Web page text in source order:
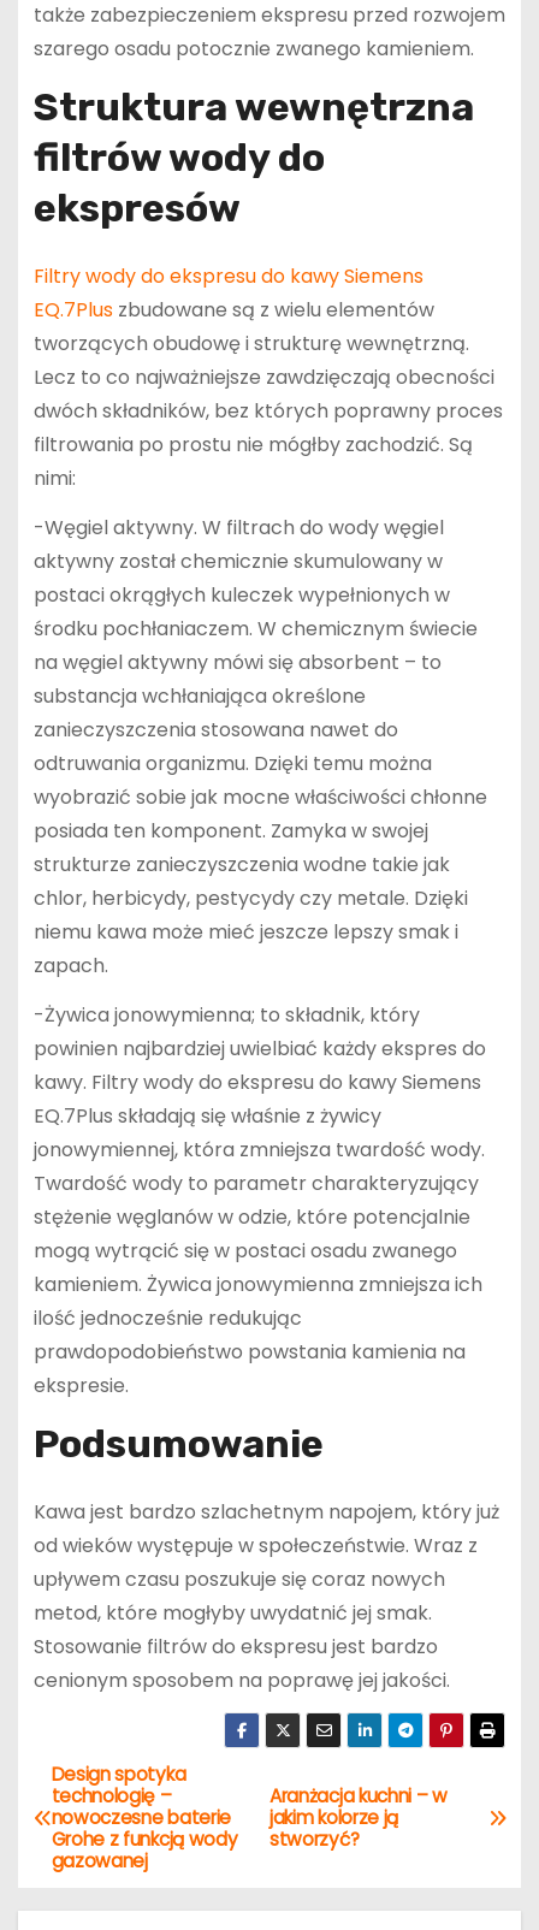
także zabezpieczeniem ekspresu przed rozwojem
szarego osadu potocznie zwanego kamieniem.
Struktura wewnętrzna
filtrów wody do
ekspresów
Filtry wody do ekspresu do kawy Siemens
EQ.7Pluszbudowane są z wielu elementów
tworzących obudowę i strukturę wewnętrzną.
Lecz to co najważniejsze zawdzięczają obecności
dwóch składników, bez których poprawny proces
filtrowania po prostu nie mógłby zachodzić. Są
nimi:
-Węgiel aktywny. W filtrach do wody węgiel
aktywny został chemicznie skumulowany w
postaci okrągłych kuleczek wypełnionych w
środku pochłaniaczem. W chemicznym świecie
na węgiel aktywny mówi się absorbent – to
substancja wchłaniająca określone
zanieczyszczenia stosowana nawet do
odtruwania organizmu. Dzięki temu można
wyobrazić sobie jak mocne właściwości chłonne
posiada ten komponent. Zamyka w swojej
strukturze zanieczyszczenia wodne takie jak
chlor, herbicydy, pestycydy czy metale. Dzięki
niemu kawa może mieć jeszcze lepszy smak i
zapach.
-Żywica jonowymienna; to składnik, który
powinien najbardziej uwielbiać każdy ekspres do
kawy. Filtry wody do ekspresu do kawy Siemens
EQ.7Plus składają się właśnie z żywicy
jonowymiennej, która zmniejsza twardość wody.
Twardość wody to parametr charakteryzujący
stężenie węglanów w odzie, które potencjalnie
mogą wytrącić się w postaci osadu zwanego
kamieniem. Żywica jonowymienna zmniejsza ich
ilość jednocześnie redukując
prawdopodobieństwo powstania kamienia na
ekspresie.
Podsumowanie
Kawa jest bardzo szlachetnym napojem, który już
od wieków występuje w społeczeństwie. Wraz z
upływem czasu poszukuje się coraz nowych
metod, które mogłyby uwydatnić jej smak.
Stosowanie filtrów do ekspresu jest bardzo
cenionym sposobem na poprawę jej jakości.
N
a
Aranżacja kuchni – w
jakim kolorze ją
stworzyć?
Design spotyka
technologię –
nowoczesne baterie
Grohe z funkcją wody
gazowanej